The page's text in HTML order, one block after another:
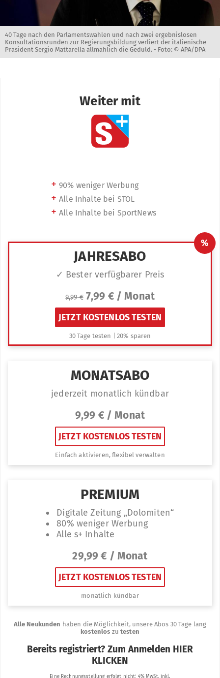
40 Tage nach den Parlamentswahlen und nach zwei ergebnislosen
Konsultationsrunden zur Regierungsbildung verliert der italienische
Präsident Sergio Mattarella allmählich die Geduld. - Foto: © APA/DPA